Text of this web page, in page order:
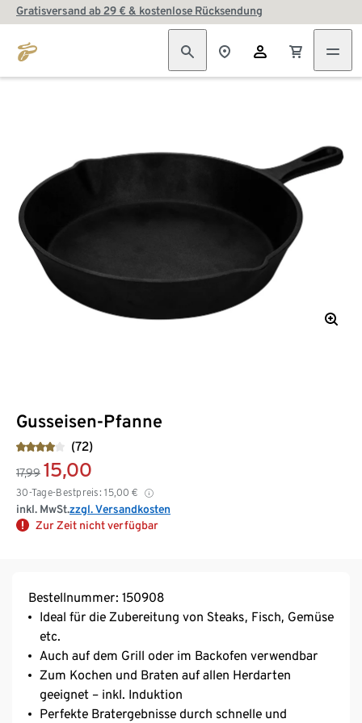
Gratisversand ab 29 € & kostenlose Rücksendung
Gusseisen-Pfanne
(72)
17,99 15,00
30-Tage-Bestpreis: 15,00 €
inkl. MwSt.zzgl. Versandkosten
Zur Zeit nicht verfügbar
Bestellnummer: 150908
Ideal für die Zubereitung von Steaks, Fisch, Gemüse
etc.
Auch auf dem Grill oder im Backofen verwendbar
Zum Kochen und Braten auf allen Herdarten
geeignet – inkl. Induktion
Perfekte Bratergebnisse durch schnelle und